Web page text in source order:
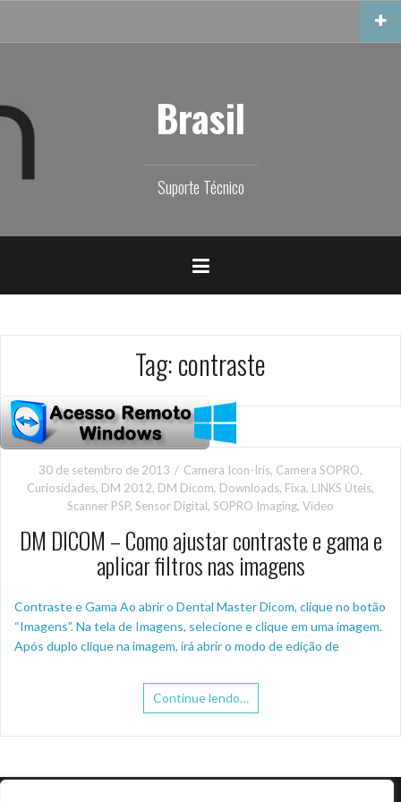
content
Brasil
Suporte Técnico
Tag:contraste
30 de setembro de 2013 Camera Icon-Iris, Camera SOPRO,
Curiosidades, DM 2012, DM Dicom, Downloads, Fixa, LINKS Úteis,
Scanner PSP, Sensor Digital, SOPRO Imaging, Video
DM DICOM – Como ajustar contraste e gama e
aplicar filtros nas imagens
Contraste e Gama Ao abrir o Dental Master Dicom, clique no botão
“Imagens”. Na tela de Imagens, selecione e clique em uma imagem.
Após duplo clique na imagem, irá abrir o modo de edição de
Continue lendo…